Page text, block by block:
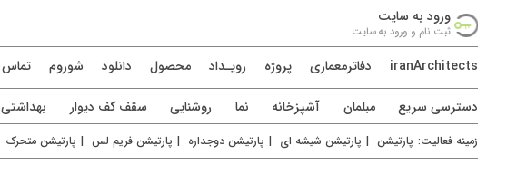
ورود به سايت
ثبت نام و ورود به سايت
iranArchitects دفاترمعماری پروژه رويـداد محصول دانلود شوروم تماس
دسترسی سريع مبلمان آشپزخانه نما روشنایی سقف کف دیوار بهداشتی
زمينه فعاليت: پارتیشن | پارتیشن شیشه ای | پارتیشن دوجداره | پارتیشن فریم لس | پارتیشن متحرک